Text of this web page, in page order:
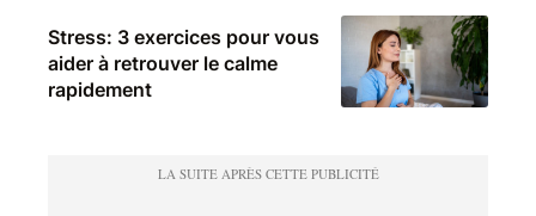
Stress: 3 exercices pour vous
aider à retrouver le calme
rapidement